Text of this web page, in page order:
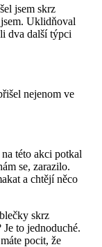
jsem skrz
Uklidňoval
dva další týpci
nejenom ve
této akci potkal
se, zarazilo.
a chtějí něco
skrz
to jednoduché.
pocit, že